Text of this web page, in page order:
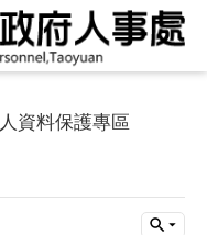
資料保護專區